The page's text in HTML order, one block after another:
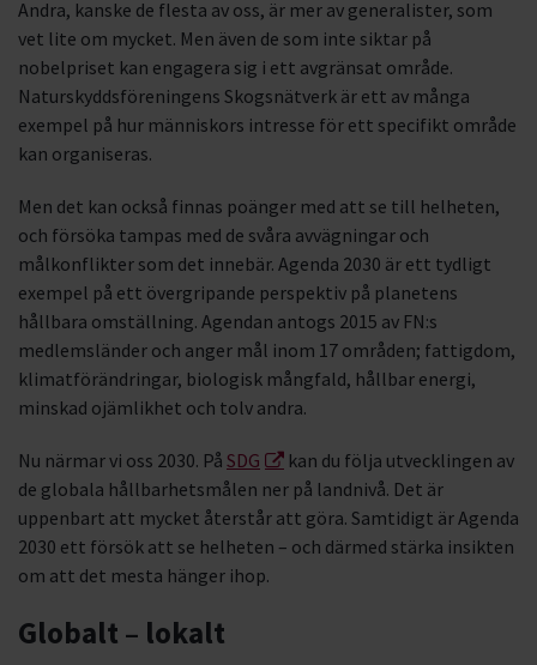
Andra, kanske de flesta av oss, är mer av generalister, som
vet lite om mycket. Men även de som inte siktar på
nobelpriset kan engagera sig i ett avgränsat område.
Naturskyddsföreningens Skogsnätverk är ett av många
exempel på hur människors intresse för ett specifikt område
kan organiseras.
Men det kan också finnas poänger med att se till helheten,
och försöka tampas med de svåra avvägningar och
målkonflikter som det innebär. Agenda 2030 är ett tydligt
exempel på ett övergripande perspektiv på planetens
hållbara omställning. Agendan antogs 2015 av FN:s
medlemsländer och anger mål inom 17 områden; fattigdom,
klimatförändringar, biologisk mångfald, hållbar energi,
minskad ojämlikhet och tolv andra.
Nu närmar vi oss 2030. På SDG
kan du följa utvecklingen av
de globala hållbarhetsmålen ner på landnivå. Det är
uppenbart att mycket återstår att göra. Samtidigt är Agenda
2030 ett försök att se helheten – och därmed stärka insikten
om att det mesta hänger ihop.
Globalt – lokalt